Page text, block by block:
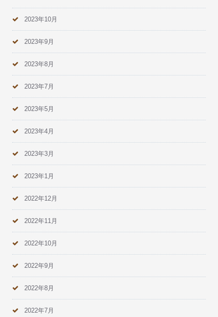
2023年10月
2023年9月
2023年8月
2023年7月
2023年5月
2023年4月
2023年3月
2023年1月
2022年12月
2022年11月
2022年10月
2022年9月
2022年8月
2022年7月